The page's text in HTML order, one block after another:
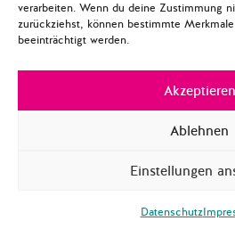
verarbeiten. Wenn du deine Zustimmung
zurückziehst, können bestimmte
beeinträchtigt werden.
Akzeptieren
Ablehnen
Einstellungen
Datenschutz
E-Mail: